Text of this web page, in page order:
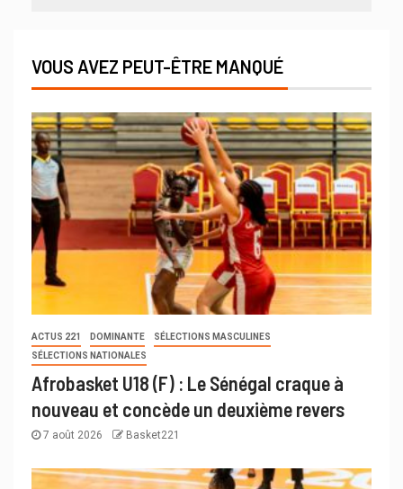
VOUS AVEZ PEUT-ÊTRE MANQUÉ
ACTUS 221 DOMINANTE
SÉLECTIONS MASCULINES
SÉLECTIONS NATIONALES
Afrobasket U18 (F) : Le Sénégal craque à
nouveau et concède un deuxième revers
7 août 2026 Basket221